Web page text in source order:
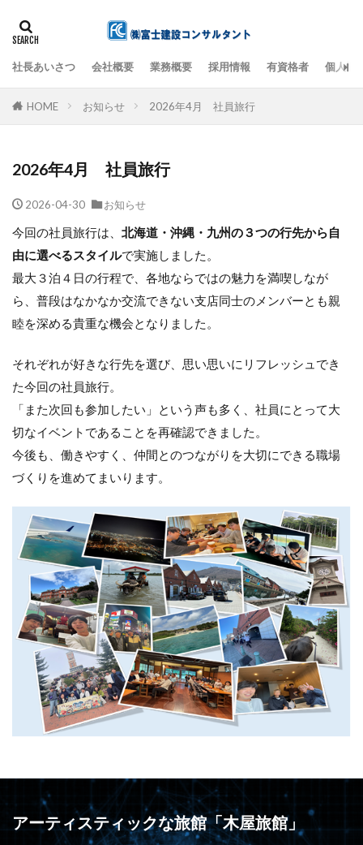
社長あいさつ 会社概要 業務概要 採用情報 有資格者 個人情
HOME お知らせ 2026年4月 社員旅行
2026年4月 社員旅行
2026-04-30 お知らせ
今回の社員旅行は、 北海道・沖縄・九州の３つの行先から自
由に選べるスタイルで実施しました。
最大３泊４日の行程で、各地ならではの魅力を満喫しなが
ら、普段はなかなか交流できない支店同士のメンバーとも親
睦を深める貴重な機会となりました。
それぞれが好きな行先を選び、思い思いにリフレッシュでき
た今回の社員旅行。
「また次回も参加したい」という声も多く、社員にとって大
切なイベントであることを再確認できました。
今後も、働きやすく、仲間とのつながりを大切にできる職場
づくりを進めてまいります。
アーティスティックな旅館「木屋旅館」
検索